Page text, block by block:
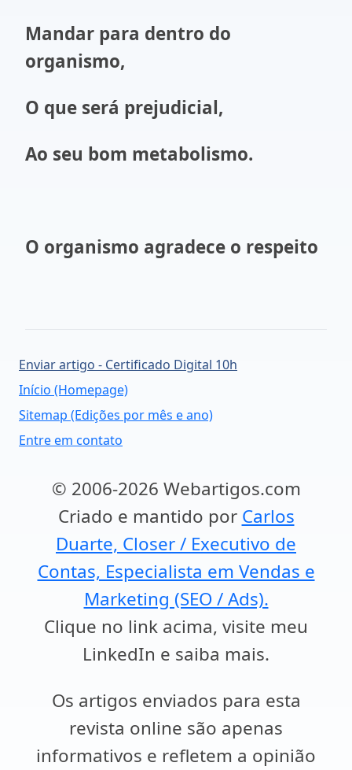
Mandar para dentro do
organismo,
O que será prejudicial,
Ao seu bom metabolismo.
O organismo agradece o respeito
Enviar artigo - Certificado Digital 10h
Início (Homepage)
Sitemap (Edições por mês e ano)
Entre em contato
© 2006-2026 Webartigos.com
Criado e mantido por Carlos
Duarte, Closer / Executivo de
Contas, Especialista em Vendas e
Marketing (SEO / Ads).
Clique no link acima, visite meu
LinkedIn e saiba mais.
Os artigos enviados para esta
revista online são apenas
informativos e refletem a opinião